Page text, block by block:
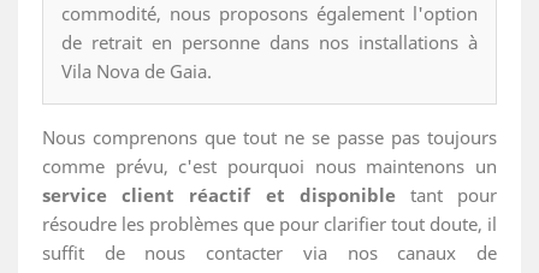
commodité, nous proposons également l'option
de retrait en personne dans nos installations à
Vila Nova de Gaia.
Nous comprenons que tout ne se passe pas toujours
comme prévu, c'est pourquoi nous maintenons un
service client réactif et disponibletant pour
résoudre les problèmes que pour clarifier tout doute, il
suffit de nous contacter via nos canaux de